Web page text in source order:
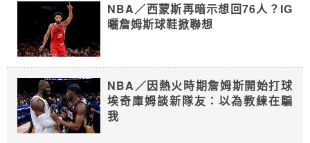
NBA／西蒙斯再暗示想回76人？IG
曬詹姆斯球鞋掀聯想
NBA／因熱火時期詹姆斯開始打球
埃奇庫姆談新隊友：以為教練在騙
我